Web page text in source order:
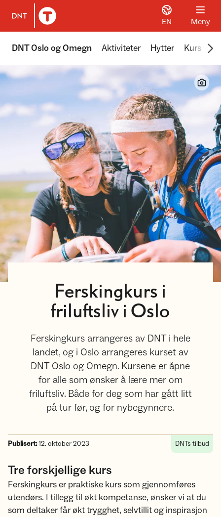
Til DNT.no forside
EN Meny
DNT Oslo og Omegn Aktiviteter Hytter Kurs
Ferskingkurs i
friluftsliv i Oslo
Ferskingkurs arrangeres av DNT i hele
landet, og i Oslo arrangeres kurset av
DNT Oslo og Omegn. Kursene er åpne
for alle som ønsker å lære mer om
friluftsliv. Både for deg som har gått litt
på tur før, og for nybegynnere.
Publisert:12. oktober 2023 DNTs tilbud
Tre forskjellige kurs
Ferskingkurs er praktiske kurs som gjennomføres
utendørs. I tillegg til økt kompetanse, ønsker vi at du
som deltaker får økt trygghet, selvtillit og inspirasjon